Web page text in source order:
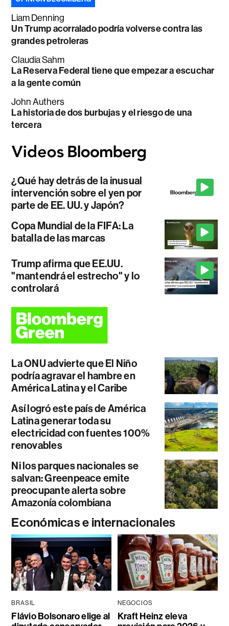
Liam Denning
Un Trump acorralado podría volverse contra las
grandes petroleras
Claudia Sahm
La Reserva Federal tiene que empezar a escuchar
a la gente común
John Authers
La historia de dos burbujas y el riesgo de una
tercera
¿Qué hay detrás de la inusual
intervención sobre el yen por
parte de EE. UU. y Japón?
Copa Mundial de la FIFA: La
batalla de las marcas
Trump afirma que EE.UU.
"mantendrá el estrecho" y lo
controlará
La ONU advierte que El Niño
podría agravar el hambre en
América Latina y el Caribe
Así logró este país de América
Latina generar toda su
electricidad con fuentes 100%
renovables
Ni los parques nacionales se
salvan: Greenpeace emite
preocupante alerta sobre
Amazonía colombiana
Económicas e internacionales
BRASIL
Flávio Bolsonaro elige al
NEGOCIOS
Kraft Heinz eleva